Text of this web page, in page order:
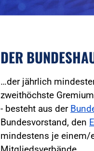
DER
…der jährlich
zweithöchste
- besteht aus der
Bundesvorstand, den
mindestens je einem/